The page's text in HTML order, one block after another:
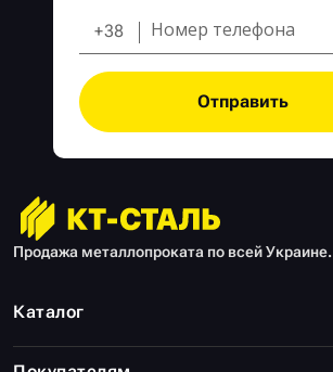
Продажа металлопроката по всей Украине.
Каталог
+38
Отправить